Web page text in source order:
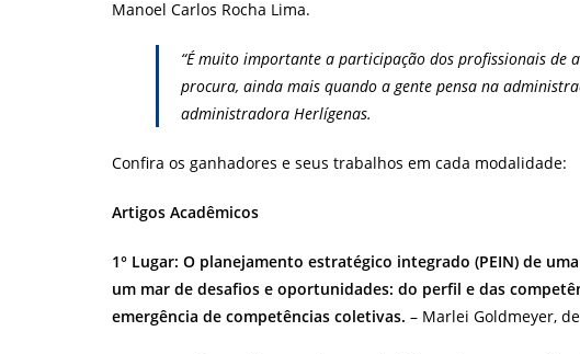
Manoel Carlos Rocha Lima.
“É muito importante a participação dos profissionais de
procura, ainda mais quando a gente pensa na
administradora Herlígenas.
Confira os ganhadores e seus trabalhos em cada modalidade:
Artigos Acadêmicos
1° Lugar: O planejamento estratégico integrado (PEIN) de
um mar de desafios e oportunidades: do perfil e das
emergência de competências coletivas. – Marlei Goldmeyer,